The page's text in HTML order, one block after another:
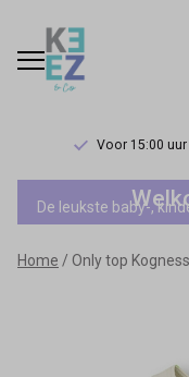
Voor 15:00
Only
top
De leukste baby-,
Home Only top